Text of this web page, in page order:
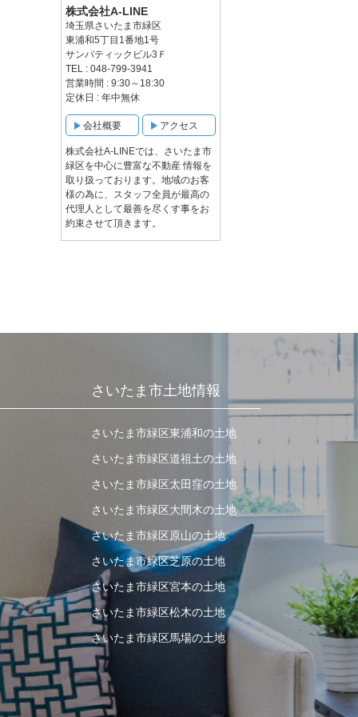
株式会社A-LINE
埼玉県さいたま市緑区
東浦和5丁目1番地1号
サンパティックビル3Ｆ
TEL : 048-799-3941
営業時間 : 9:30～18:30
定休日 : 年中無休
会社概要 アクセス
株式会社A-LINEでは、さいたま市
緑区を中心に豊富な不動産 情報を
取り扱っております。地域のお客
様の為に、スタッフ全員が最高の
代理人として最善を尽くす事をお
約束させて頂きます。
さいたま市土地情報
さいたま市緑区東浦和の土地
さいたま市緑区道祖土の土地
さいたま市緑区太田窪の土地
さいたま市緑区大間木の土地
さいたま市緑区原山の土地
さいたま市緑区芝原の土地
さいたま市緑区宮本の土地
さいたま市緑区松木の土地
さいたま市緑区馬場の土地